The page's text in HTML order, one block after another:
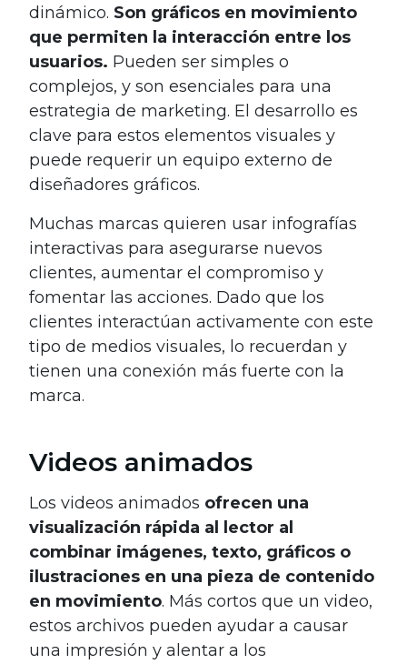
dinámico. Son gráficos en movimiento
que permiten la interacción entre los
usuarios. Pueden ser simples o
complejos, y son esenciales para una
estrategia de marketing. El desarrollo es
clave para estos elementos visuales y
puede requerir un equipo externo de
diseñadores gráficos.
Muchas marcas quieren usar infografías
interactivas para asegurarse nuevos
clientes, aumentar el compromiso y
fomentar las acciones. Dado que los
clientes interactúan activamente con este
tipo de medios visuales, lo recuerdan y
tienen una conexión más fuerte con la
marca.
Videos animados
Los videos animados ofrecen una
visualización rápida al lector al
combinar imágenes, texto, gráficos o
ilustraciones en una pieza de contenido
en movimiento. Más cortos que un video,
estos archivos pueden ayudar a causar
una impresión y alentar a los